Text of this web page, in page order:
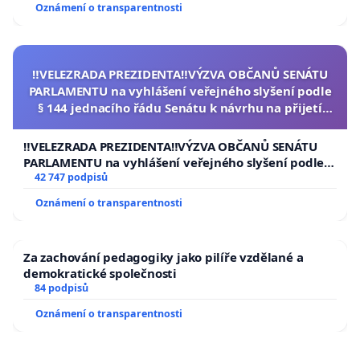
Oznámení o transparentnosti
‼️VELEZRADA PREZIDENTA‼️VÝZVA OBČANŮ SENÁTU
PARLAMENTU na vyhlášení veřejného slyšení podle
§ 144 jednacího řádu Senátu k návrhu na přijetí
republiky
‼️VELEZRADA PREZIDENTA‼️VÝZVA OBČANŮ SENÁTU
PARLAMENTU na vyhlášení veřejného slyšení podle §
144 jednacího řádu Senátu k návrhu na přijetí
usnesení k podání ústavní žaloby na prezidenta
republiky
42 747 podpisů
Oznámení o transparentnosti
Za zachování pedagogiky jako pilíře vzdělané a
demokratické společnosti
84 podpisů
Oznámení o transparentnosti